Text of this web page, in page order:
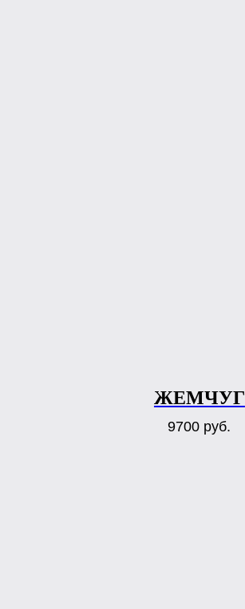
ЖЕМЧУГ
9700 руб.